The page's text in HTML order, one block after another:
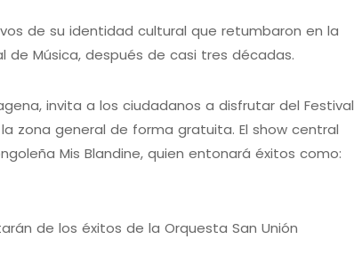
de su identidad cultural que retumbaron en la
de Música, después de casi tres décadas.
invita a los ciudadanos a disfrutar del Festival
zona general de forma gratuita. El show central
Mis Blandine, quien entonará éxitos como:
de los éxitos de la Orquesta San Unión